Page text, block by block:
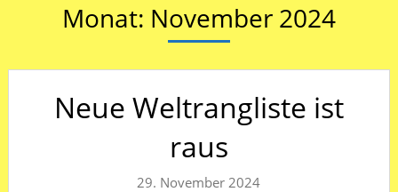
Monat: November 2024
Neue Weltrangliste ist
raus
29. November 2024